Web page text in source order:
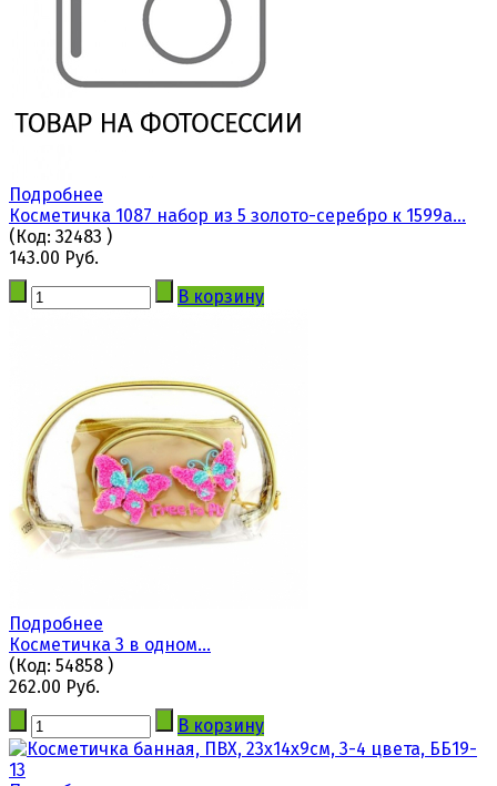
Подробнее
Косметичка 1087 набор из 5 золото-серебро к 1599а...
(Код: 32483 )
143.00 Руб.
В корзину
Подробнее
Косметичка 3 в одном...
(Код: 54858 )
262.00 Руб.
В корзину